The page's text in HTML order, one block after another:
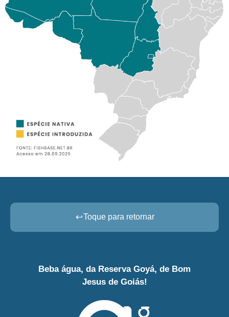
Toque para retornar
Beba água, da Reserva Goyá, de Bom
Jesus de Goiás!